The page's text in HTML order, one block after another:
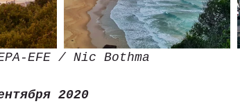
EFE / Nic Bothma
2020